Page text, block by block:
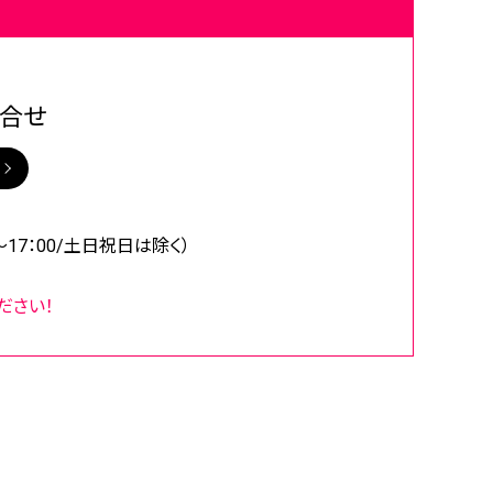
せ
17：00/土日祝日は除く）
い！